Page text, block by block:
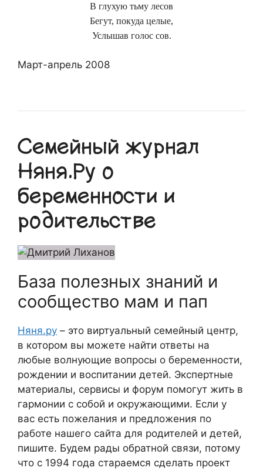
В глухую тьму лесов
Бегут, покуда целые,
Услышав голос сов.
Март-апрель 2008
Семейный журнал
Няня.Ру о
беременности и
родительстве
База полезных знаний и
сообщество мам и пап
Няня.ру – это виртуальный семейный центр,
в котором вы можете найти ответы на
любые волнующие вопросы о беременности,
рождении и воспитании детей. Экспертные
материалы, сервисы и форум помогут жить в
гармонии с собой и окружающими. Если у
вас есть пожелания и предложения по
работе нашего сайта для родителей и детей,
пишите. Будем рады обратной связи, потому
что c 1994 года стараемся сделать проект